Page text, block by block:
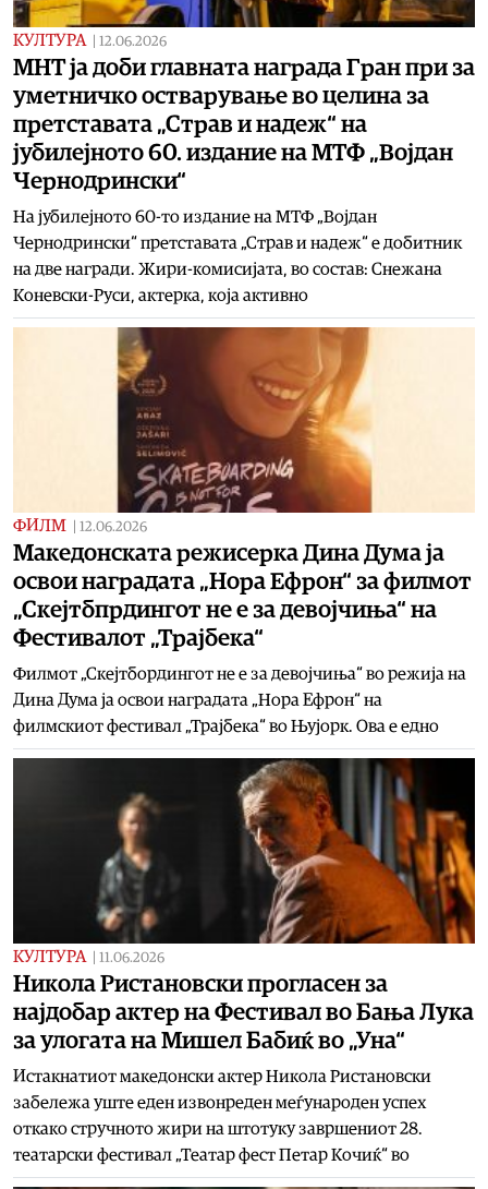
КУЛТУРА 12.06.2026
МНТ ја доби главната награда Гран при за
уметничко остварување во целина за
претставата „Страв и надеж“ на
јубилејното 60. издание на МТФ „Војдан
Чернодрински“
На јубилејното 60-то издание на МТФ „Војдан
Чернодрински“ претставата „Страв и надеж“ е добитник
на две награди. Жири-комисијата, во состав: Снежана
Коневски-Руси, актерка, која активно
ФИЛМ 12.06.2026
Македонската режисерка Дина Дума ја
освои наградата „Нора Ефрон“ за филмот
„Скејтбпрдингот не е за девојчиња“ на
Фестивалот „Трајбека“
Филмот „Скејтбордингот не е за девојчиња“ во режија на
Дина Дума ја освои наградата „Нора Ефрон“ на
филмскиот фестивал „Трајбека“ во Њујорк. Ова е едно
КУЛТУРА 11.06.2026
Никола Ристановски прогласен за
најдобар актер на Фестивал во Бања Лука
за улогата на Мишел Бабиќ во „Уна“
Истакнатиот македонски актер Никола Ристановски
забележа уште еден извонреден меѓународен успех
откако стручното жири на штотуку завршениот 28.
театарски фестивал „Театар фест Петар Кочиќ“ во